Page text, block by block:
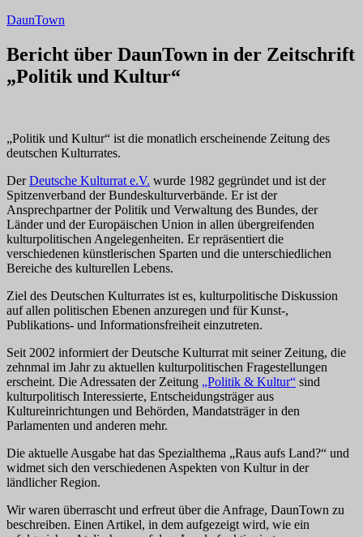
Zum
springen
DaunTown
Bericht über DaunTown in der Zeitschrift
„Politik und Kultur“
„Politik und Kultur“ ist die monatlich erscheinende Zeitung des
deutschen Kulturrates.
DerDeutsche Kulturrat e.V. wurde 1982 gegründet und ist der
Spitzenverband der Bundeskulturverbände. Er ist der
Ansprechpartner der Politik und Verwaltung des Bundes, der
Länder und der Europäischen Union in allen übergreifenden
kulturpolitischen Angelegenheiten. Er repräsentiert die
verschiedenen künstlerischen Sparten und die unterschiedlichen
Bereiche des kulturellen Lebens.
Ziel des Deutschen Kulturrates ist es, kulturpolitische Diskussion
auf allen politischen Ebenen anzuregen und für Kunst-,
Publikations- und Informationsfreiheit einzutreten.
Seit 2002 informiert der Deutsche Kulturrat mit seiner Zeitung, die
zehnmal im Jahr zu aktuellen kulturpolitischen Fragestellungen
erscheint. Die Adressaten der Zeitung „Politik & Kultur“ sind
kulturpolitisch Interessierte, Entscheidungsträger aus
Kultureinrichtungen und Behörden, Mandatsträger in den
Parlamenten und anderen mehr.
Die aktuelle Ausgabe hat das Spezialthema „Raus aufs Land?“ und
widmet sich den verschiedenen Aspekten von Kultur in der
ländlicher Region.
Wir waren überrascht und erfreut über die Anfrage, DaunTown zu
beschreiben. Einen Artikel, in dem aufgezeigt wird, wie ein